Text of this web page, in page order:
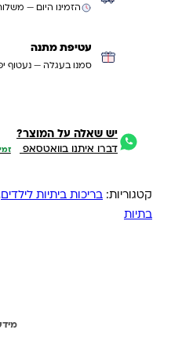
הזמינו היום —
עטיפת מתנה
סמנו בעגלה — נעטוף
יש שאלה על המוצר?
דברו איתנו בוואטסאפ
קטגוריות: בריכות ביתיות לילדים,
בתיות